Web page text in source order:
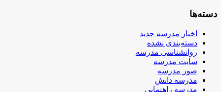
دسته‌ها
اخبار مدرسه جدید
دسته‌بندی نشده
روانشناسی مدرسه
سایت مدرسه
صور مدرسه
مدرسه دانش
مدرسه راهنمایی